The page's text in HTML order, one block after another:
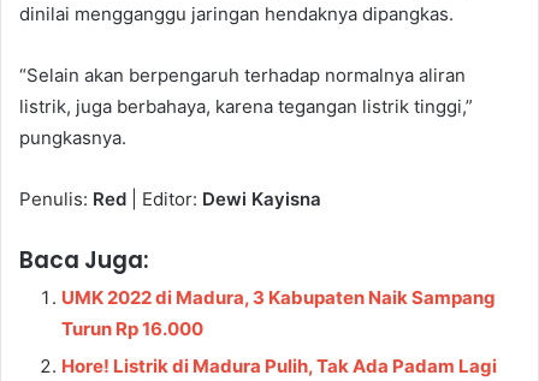
dinilai mengganggu jaringan hendaknya dipangkas.
“Selain akan berpengaruh terhadap normalnya aliran
listrik, juga berbahaya, karena tegangan listrik tinggi,”
pungkasnya.
Penulis: Red | Editor: Dewi Kayisna
Baca Juga:
UMK 2022 di Madura, 3 Kabupaten Naik Sampang
Turun Rp 16.000
Hore! Listrik di Madura Pulih, Tak Ada Padam Lagi